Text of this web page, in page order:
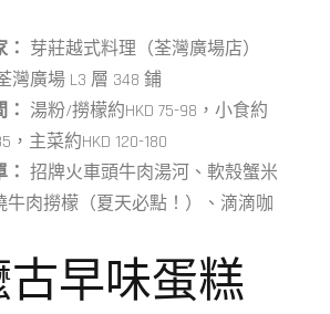
芽莊越式料理（荃灣廣場店）
灣廣場 L3 層 348 鋪
湯粉/撈檬約HKD 75-98，小食約
，主菜約HKD 120-180
招牌火車頭牛肉湯河、軟殼蟹米
牛肉撈檬（夏天必點！）、滴滴咖
古早味蛋糕